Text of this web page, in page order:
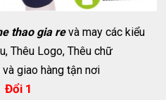
thao gia revà may các kiểu
Thêu Logo, Thêu chữ
giao hàng tận nơi
Đổi 1